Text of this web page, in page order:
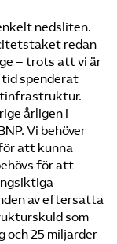
nedsliten.
redan
– trots att vi är
tid spenderat
årligen i
Vi behöver
att kunna
för att
av eftersatta
som
och 25 miljarder